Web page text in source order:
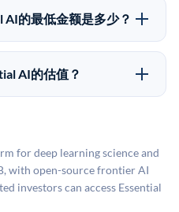
司完成IPO或被收购。两
是不可预测的，投资者应
的最低金额是多少？
品的最低投资金额为
产品和股份供应情况而有
AI的估值？
，以反映流动性不足和信
建议，可能与实际交易价
for deep learning science and
with open-source frontier AI
investors can access Essential